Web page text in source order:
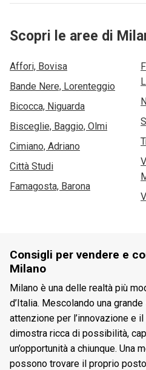
Scopri le aree di
Affori, Bovisa
Bande Nere, Lorenteggio
Bicocca, Niguarda
Bisceglie, Baggio, Olmi
Cimiano, Adriano
Città Studi
Famagosta, Barona
Consigli per vendere e
Milano
Milano è una delle realtà più
d’Italia. Mescolando una
attenzione per l’innovazione e
dimostra ricca di possibilità,
un’opportunità a chiunque. Una
possono trovare il proprio